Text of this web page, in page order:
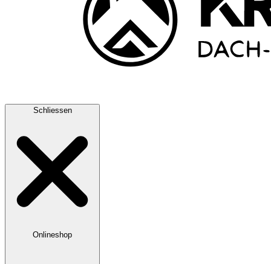
Schliessen
Onlineshop